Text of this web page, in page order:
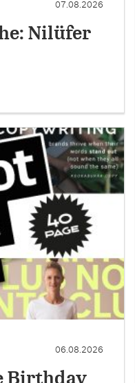
07.08.2026
Nilüfer
06.08.2026
Birthday